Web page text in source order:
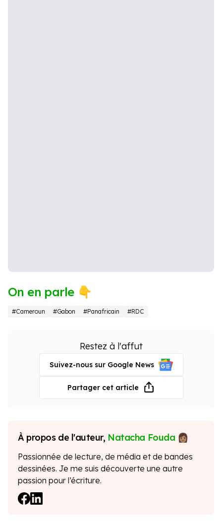
On en parle 👇
#Cameroun #Gabon #Panafricain #RDC
Restez à l'affut
Suivez-nous sur Google News
Partager cet article
À propos de l'auteur, Natacha Fouda
Passionnée de lecture, de média et de bandes
dessinées. Je me suis découverte une autre
passion pour l’écriture.